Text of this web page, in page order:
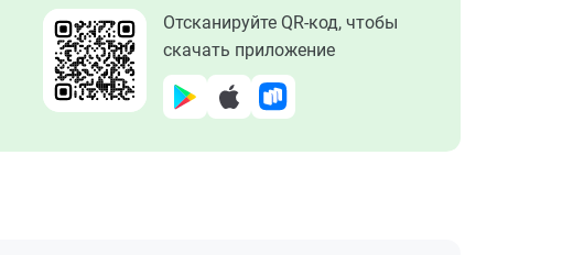
Отсканируйте QR-код, чтобы
скачать приложение